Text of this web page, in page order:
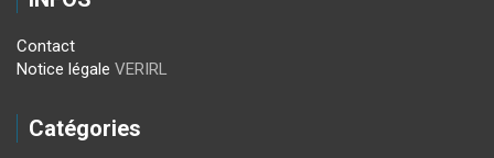
Contact
Notice légale VERIRL
Catégories